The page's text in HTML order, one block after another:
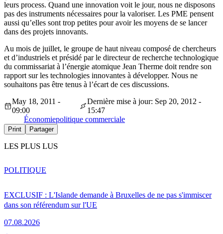
leurs process. Quand une innovation voit le jour, nous ne disposons
pas des instruments nécessaires pour la valoriser. Les PME pensent
aussi qu’elles sont trop petites pour avoir les moyens de se lancer
dans des projets innovants.
Au mois de juillet, le groupe de haut niveau composé de chercheurs
et d’industriels et présidé par le directeur de recherche technologique
du commissariat à l’énergie atomique Jean Therme doit rendre son
rapport sur les technologies innovantes à développer. Nous ne
souhaitons pas être tenus à l’écart de ces discussions.
May 18, 2011 -
09:00
Dernière mise à jour: Sep 20, 2012 -
15:47
Économiepolitique commerciale
Print Partager
LES PLUS LUS
EXCLUSIF : L'Islande demande à Bruxelles de ne pas s'immiscer
dans son référendum sur l'UE
07.08.2026
POLITIQUE